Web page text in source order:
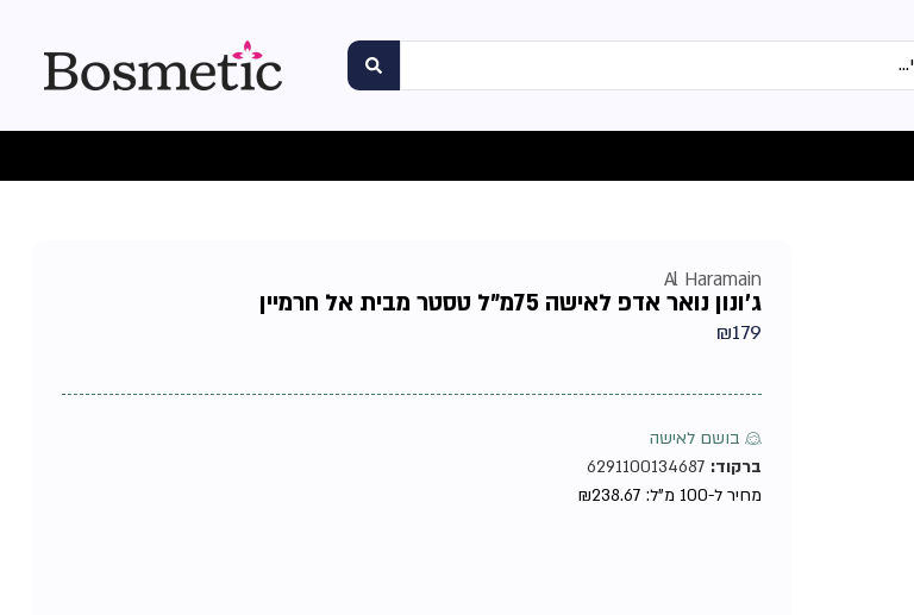
Al Haramain
ג'ונון נואר אדפ לאישה 75מ"ל טסטר מבית אל חרמיין
₪179
♀ בושם לאישה
ברקוד:
מחיר ל-100 מ"ל:
₪238.67